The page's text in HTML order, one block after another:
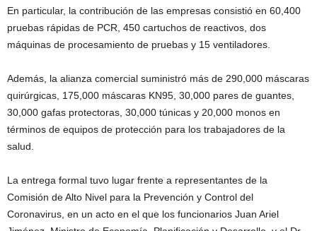
En particular, la contribución de las empresas consistió en 60,400
pruebas rápidas de PCR, 450 cartuchos de reactivos, dos
máquinas de procesamiento de pruebas y 15 ventiladores.
Además, la alianza comercial suministró más de 290,000 máscaras
quirúrgicas, 175,000 máscaras KN95, 30,000 pares de guantes,
30,000 gafas protectoras, 30,000 túnicas y 20,000 monos en
términos de equipos de protección para los trabajadores de la
salud.
La entrega formal tuvo lugar frente a representantes de la
Comisión de Alto Nivel para la Prevención y Control del
Coronavirus, en un acto en el que los funcionarios Juan Ariel